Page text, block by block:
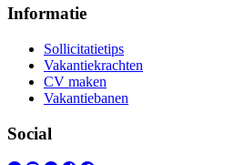
Informatie
Sollicitatietips
Vakantiekrachten
CV maken
Vakantiebanen
Social